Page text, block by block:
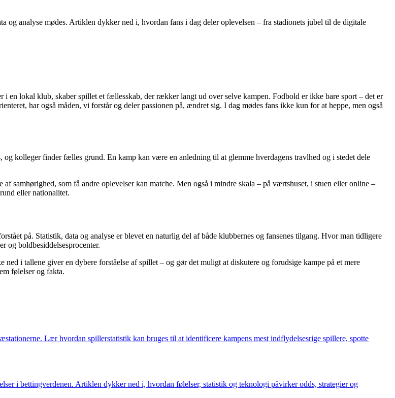
og analyse mødes. Artiklen dykker ned i, hvordan fans i dag deler oplevelsen – fra stadionets jubel til de digitale
en lokal klub, skaber spillet et fællesskab, der rækker langt ud over selve kampen. Fodbold er ikke bare sport – det er
har også måden, vi forstår og deler passionen på, ændret sig. I dag mødes fans ikke kun for at heppe, men også
kolleger finder fælles grund. En kamp kan være en anledning til at glemme hverdagens travlhed og i stedet dele
samhørighed, som få andre oplevelser kan matche. Men også i mindre skala – på værtshuset, i stuen eller online –
eller nationalitet.
på. Statistik, data og analyse er blevet en naturlig del af både klubbernes og fansenes tilgang. Hvor man tidligere
og boldbesiddelsesprocenter.
i tallene giver en dybere forståelse af spillet – og gør det muligt at diskutere og forudsige kampe på et mere
følelser og fakta.
Lær hvordan spillerstatistik kan bruges til at identificere kampens mest indflydelsesrige spillere, spotte
i bettingverdenen. Artiklen dykker ned i, hvordan følelser, statistik og teknologi påvirker odds, strategier og